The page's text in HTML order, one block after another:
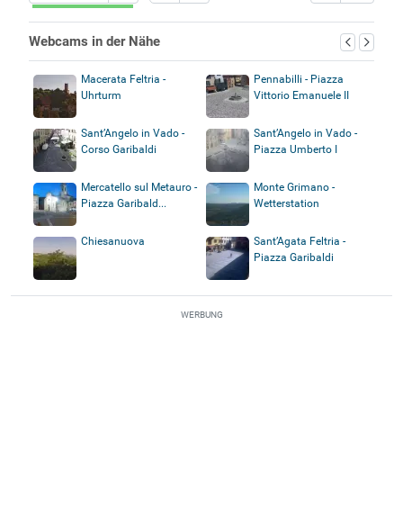
Webcams in der Nähe
Macerata Feltria -
Uhrturm
Pennabilli - Piazza
Vittorio Emanuele II
Sant’Angelo in Vado -
Corso Garibaldi
Sant’Angelo in Vado -
Piazza Umberto I
Mercatello sul Metauro -
Piazza Garibald...
Monte Grimano -
Wetterstation
Chiesanuova
Sant’Agata Feltria -
Piazza Garibaldi
WERBUNG